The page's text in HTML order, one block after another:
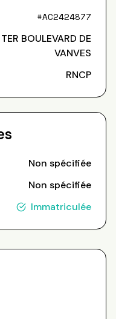
#AC2424877
BOULEVARD DE
VANVES
RNCP
Non spécifiée
Non spécifiée
Immatriculée